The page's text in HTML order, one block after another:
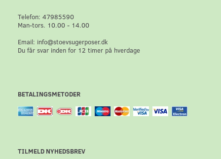
Telefon: 47985590
Man-tors. 10.00 - 14.00
Email: info@stoevsugerposer.dk
Du får svar inden for 12 timer på hverdage
BETALINGSMETODER
TILMELD NYHEDSBREV